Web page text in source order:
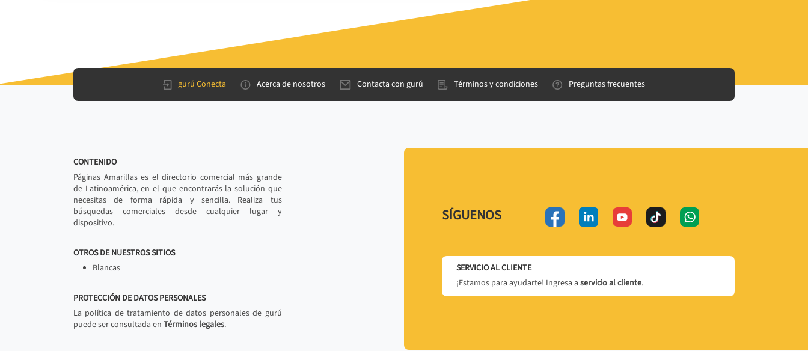
gurú Conecta Acerca de nosotros Contacta con gurú Términos y condiciones Preguntas frecuentes
CONTENIDO
Páginas Amarillas es el directorio comercial más grande
de Latinoamérica, en el que encontrarás la solución que
necesitas de forma rápida y sencilla. Realiza tus
búsquedas comerciales desde cualquier lugar y
dispositivo.
OTROS DE NUESTROS SITIOS
Blancas
PROTECCIÓN DE DATOS PERSONALES
La política de tratamiento de datos personales de gurú
puede ser consultada en Términos legales.
SÍGUENOS
SERVICIO AL CLIENTE
¡Estamos para ayudarte! Ingresa a servicio al cliente.